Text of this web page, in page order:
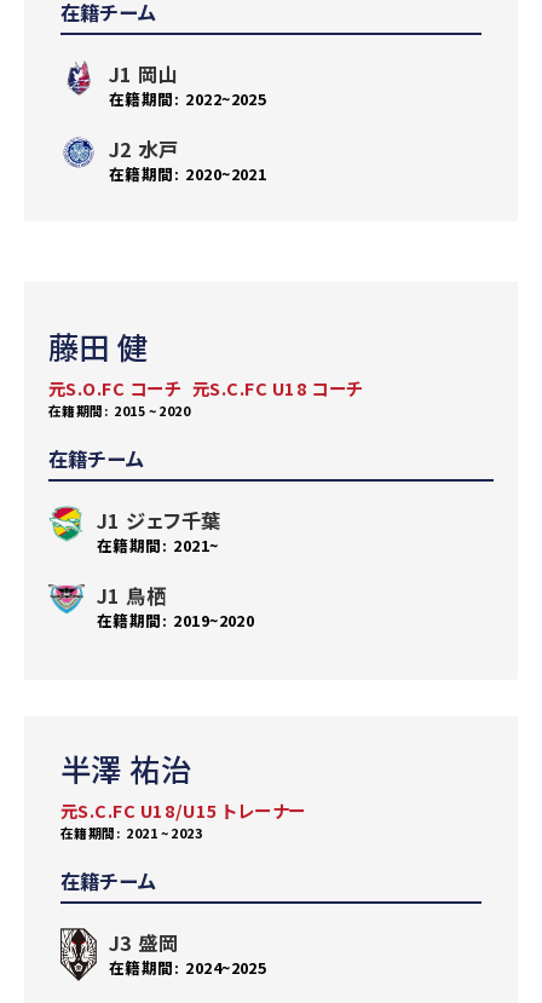
在籍チーム
J1 岡山
2022~2025
J2 水戸
2020~2021
藤田 健
元S.O.FC コーチ 元S.C.FC U18 コーチ
2015 ~ 2020
在籍チーム
J1 ジェフ千葉
2021~
J1 鳥栖
2019~2020
半澤 祐治
元S.C.FC U18/U15 トレーナー
2021 ~ 2023
在籍チーム
J3 盛岡
2024~2025